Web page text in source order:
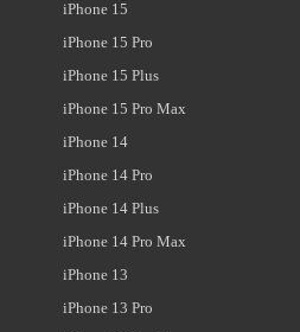
iPhone 15
iPhone 15 Pro
iPhone 15 Plus
iPhone 15 Pro Max
iPhone 14
iPhone 14 Pro
iPhone 14 Plus
iPhone 14 Pro Max
iPhone 13
iPhone 13 Pro